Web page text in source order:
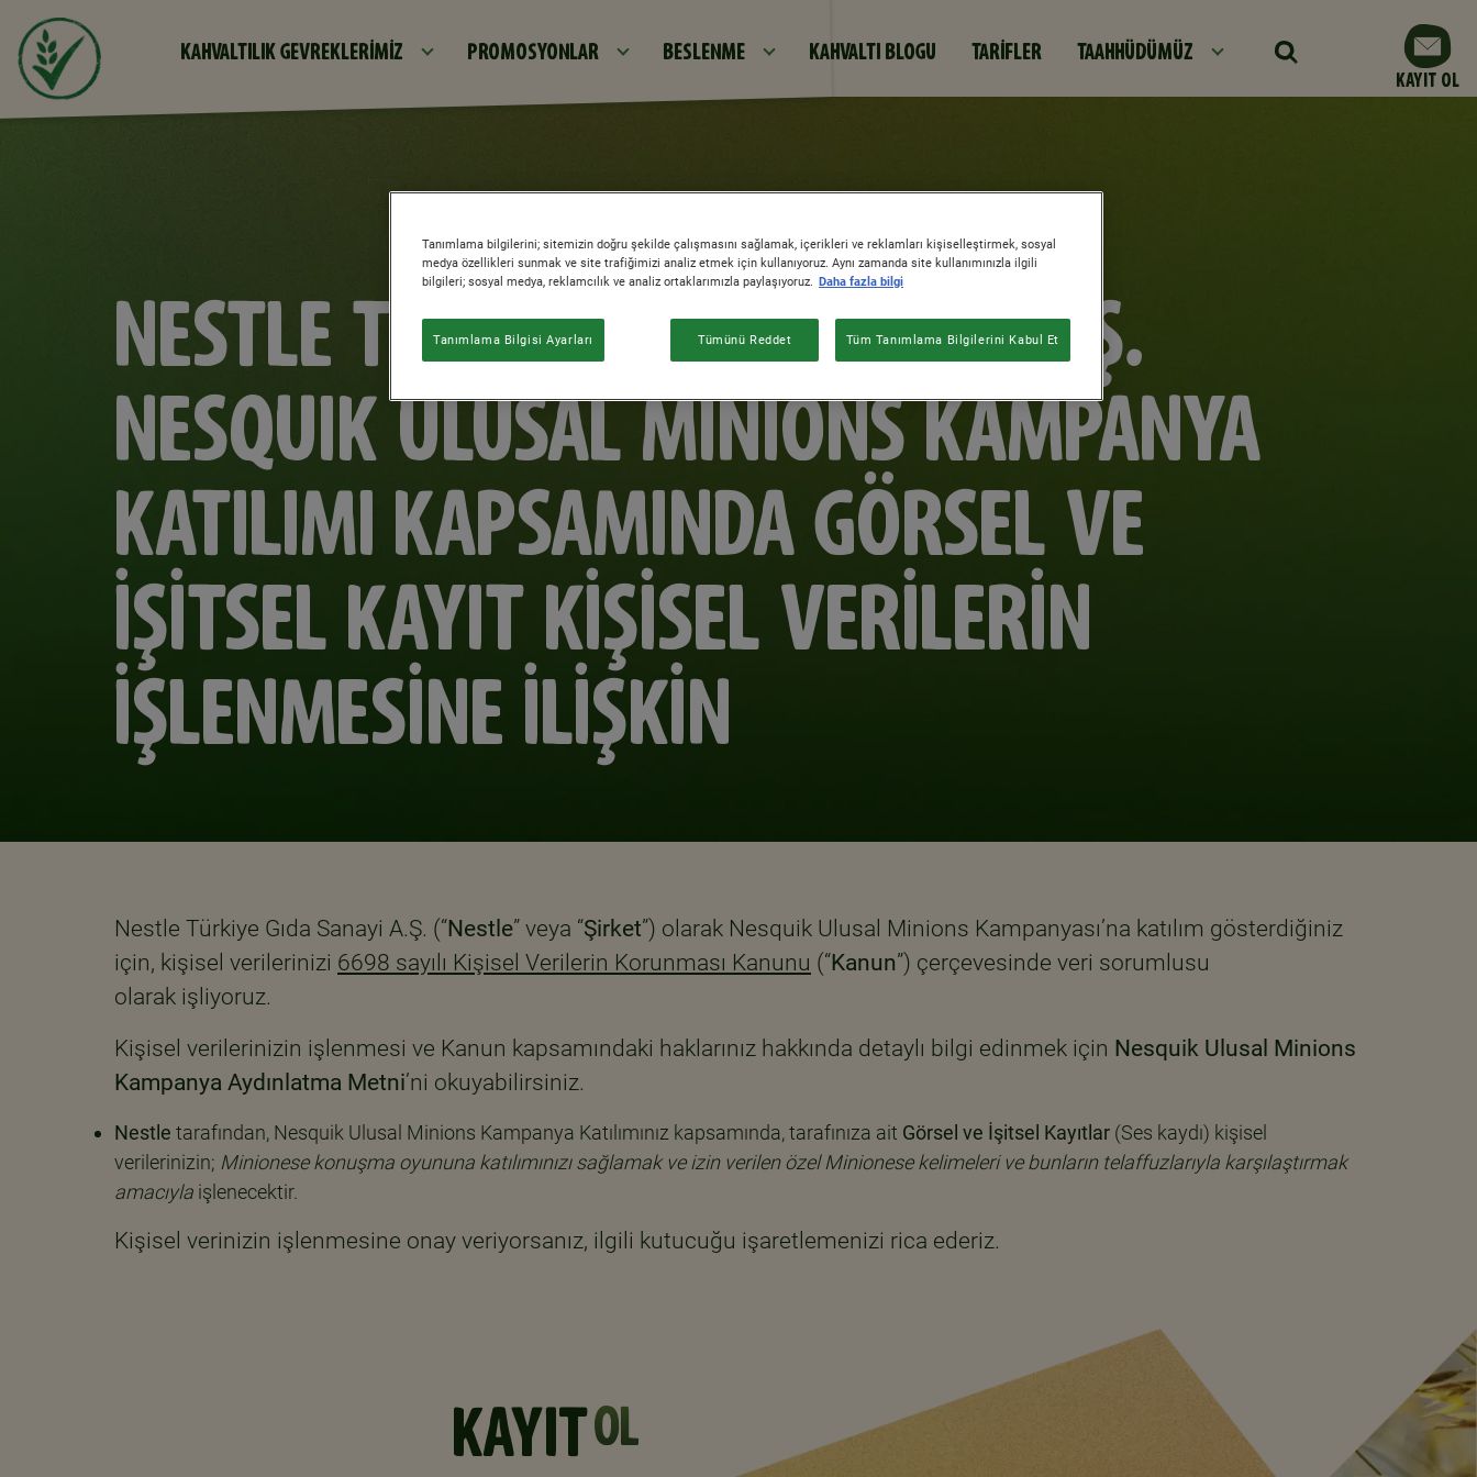
KAHVALTILIK GEVREKLERIMIZ PROMOSYONLAR BESLENME KAHVALTI BLOGU TARİFLER TAAHHÜDÜMÜZ
KAYIT OL
NESTLE TÜRKİYE GIDA SANAYİ A.Ş.
NESQUIK ULUSAL MINIONS KAMPANYA
KATILIMI KAPSAMINDA GÖRSEL VE
İŞİTSEL KAYIT KİŞİSEL VERİLERİN
İŞLENMESİNE İLİŞKİN
Nestle Türkiye Gıda Sanayi A.Ş. (“Nestle” veya “Şirket”) olarak Nesquik Ulusal Minions Kampanyası’na katılım gösterdiğiniz
için, kişisel verilerinizi 6698 sayılı Kişisel Verilerin Korunması Kanunu (“Kanun”) çerçevesinde veri sorumlusu
olarak işliyoruz.
Kişisel verilerinizin işlenmesi ve Kanun kapsamındaki haklarınız hakkında detaylı bilgi edinmek için Nesquik Ulusal Minions
Kampanya Aydınlatma Metni’ni okuyabilirsiniz.
Nestle tarafından, Nesquik Ulusal Minions Kampanya Katılımınız kapsamında, tarafınıza ait Görsel ve İşitsel Kayıtlar (Ses kaydı) kişisel
verilerinizin; Minionese konuşma oyununa katılımınızı sağlamak ve izin verilen özel Minionese kelimeleri ve bunların telaffuzlarıyla karşılaştırmak
amacıyla işlenecektir.
Kişisel verinizin işlenmesine onay veriyorsanız, ilgili kutucuğu işaretlemenizi rica ederiz.
KAYITOL
Tanımlama bilgilerini; sitemizin doğru şekilde çalışmasını sağlamak, içerikleri ve reklamları kişiselleştirmek, sosyal
medya özellikleri sunmak ve site trafiğimizi analiz etmek için kullanıyoruz. Aynı zamanda site kullanımınızla ilgili
bilgileri; sosyal medya, reklamcılık ve analiz ortaklarımızla paylaşıyoruz. Daha fazla bilgi
Tanımlama Bilgisi Ayarları Tümünü Reddet Tüm Tanımlama Bilgilerini Kabul Et